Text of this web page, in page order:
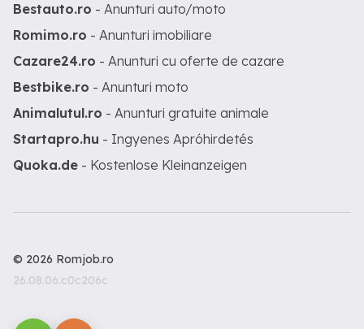
Bestauto.ro - Anunturi auto/moto
Romimo.ro - Anunturi imobiliare
Cazare24.ro - Anunturi cu oferte de cazare
Bestbike.ro - Anunturi moto
Animalutul.ro - Anunturi gratuite animale
Startapro.hu - Ingyenes Apróhirdetés
Quoka.de - Kostenlose Kleinanzeigen
© 2026 Romjob.ro
26.08.06.c0c206c